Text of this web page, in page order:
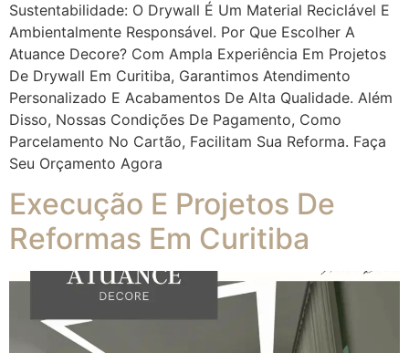
Sustentabilidade: O Drywall É Um Material Reciclável E
Ambientalmente Responsável. Por Que Escolher A
Atuance Decore? Com Ampla Experiência Em Projetos
De Drywall Em Curitiba, Garantimos Atendimento
Personalizado E Acabamentos De Alta Qualidade. Além
Disso, Nossas Condições De Pagamento, Como
Parcelamento No Cartão, Facilitam Sua Reforma. Faça
Seu Orçamento Agora
Execução E Projetos De
Reformas Em Curitiba